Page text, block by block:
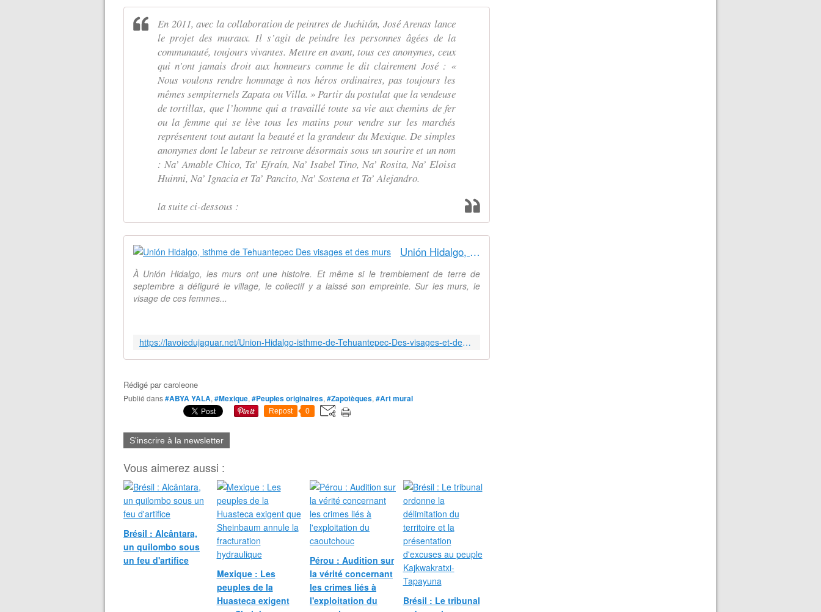
En 2011, avec la collaboration de peintres de Juchitán, José Arenas lance
le projet des muraux. Il s’agit de peindre les personnes âgées de la
communauté, toujours vivantes. Mettre en avant, tous ces anonymes, ceux
qui n’ont jamais droit aux honneurs comme le dit clairement José : «
Nous voulons rendre hommage à nos héros ordinaires, pas toujours les
mêmes sempiternels Zapata ou Villa. » Partir du postulat que la vendeuse
de tortillas, que l’homme qui a travaillé toute sa vie aux chemins de fer
ou la femme qui se lève tous les matins pour vendre sur les marchés
représentent tout autant la beauté et la grandeur du Mexique. De simples
anonymes dont le labeur se retrouve désormais sous un sourire et un nom
: Na’ Amable Chico, Ta’ Efraín, Na’ Isabel Tino, Na’ Rosita, Na’ Eloisa
Huinni, Na’ Ignacia et Ta’ Pancito, Na’ Sostena et Ta’ Alejandro.
la suite ci-dessous :
Unión Hidalgo, isthme de Tehuantepec Des visages et des murs
À Unión Hidalgo, les murs ont une histoire. Et même si le tremblement de terre de
septembre a défiguré le village, le collectif y a laissé son empreinte. Sur les murs, le
visage de ces femmes...
https://lavoiedujaguar.net/Union-Hidalgo-isthme-de-Tehuantepec-Des-visages-et-des-murs
Rédigé parcaroleone
Publié dans#ABYA YALA, #Mexique, #Peuples originaires, #Zapotèques, #Art mural
Repost 0
S'inscrire à la newsletter
Vous aimerez aussi :
Brésil : Alcântara,
un quilombo sous
un feu d'artifice
Mexique : Les
peuples de la
Huasteca exigent
Pérou : Audition sur
la vérité concernant
les crimes liés à
l'exploitation du
Brésil : Le tribunal